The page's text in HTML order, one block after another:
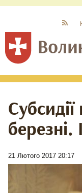
березні.
21 Лютого 2017 20:17